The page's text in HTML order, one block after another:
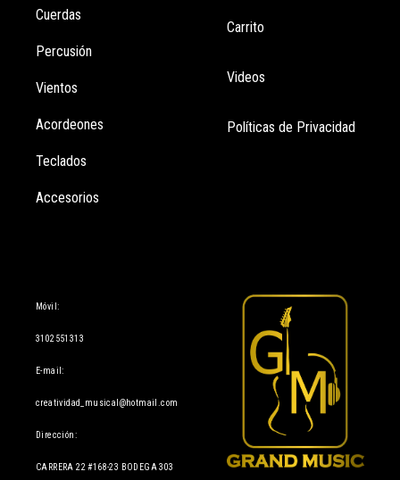
Cuerdas
Percusión
Vientos
Acordeones
Teclados
Accesorios
Carrito
Videos
Políticas de Privacidad
Móvil:
3102551313
E-mail:
creatividad_musical@hotmail.com
Dirección:
CARRERA 22 #168-23 BODEGA 303